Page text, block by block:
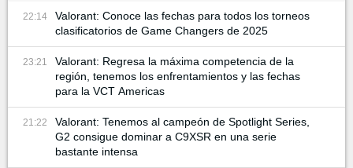
22:14
Valorant: Conoce las fechas para todos los torneos
clasificatorios de Game Changers de 2025
23:21
Valorant: Regresa la máxima competencia de la
región, tenemos los enfrentamientos y las fechas
para la VCT Americas
21:22
Valorant: Tenemos al campeón de Spotlight Series,
G2 consigue dominar a C9XSR en una serie
bastante intensa